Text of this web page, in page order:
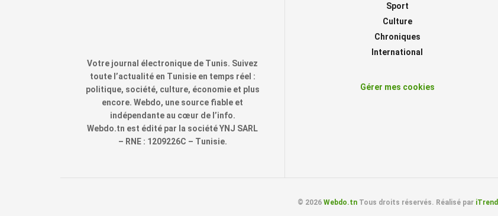
Votre journal électronique de Tunis. Suivez
toute l’actualité en Tunisie en temps réel :
politique, société, culture, économie et plus
encore. Webdo, une source fiable et
indépendante au cœur de l’info.
Webdo.tn est édité par la société YNJ SARL
– RNE : 1209226C – Tunisie.
Sport
Culture
Chroniques
International
Gérer mes cookies
© 2026 Webdo.tnTous droits réservés. Réalisé par iTrend